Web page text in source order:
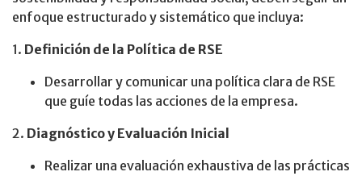
enfoque estructurado y sistemático que incluya:
1. Definición de la Política de RSE
Desarrollar y comunicar una política clara de RSE
que guíe todas las acciones de la empresa.
2. Diagnóstico y Evaluación Inicial
Realizar una evaluación exhaustiva de las prácticas